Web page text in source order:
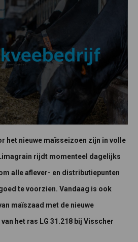
het nieuwe maïsseizoen zijn in volle
rijdt momenteel dagelijks
alle aflever- en distributiepunten
te voorzien. Vandaag is ook
maïszaad met de nieuwe
het ras LG 31.218 bij Visscher